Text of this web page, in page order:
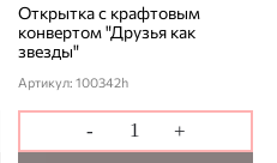
Открытка с крафтовым
конвертом "Друзья как
звезды"
Артикул: 100342h
- +